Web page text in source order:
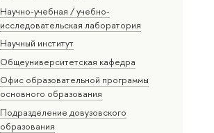
Научно-учебная / учебно-
исследовательская лаборатория
Научный институт
Общеуниверситетская кафедра
Офис образовательной программы
основного образования
Подразделение довузовского
образования